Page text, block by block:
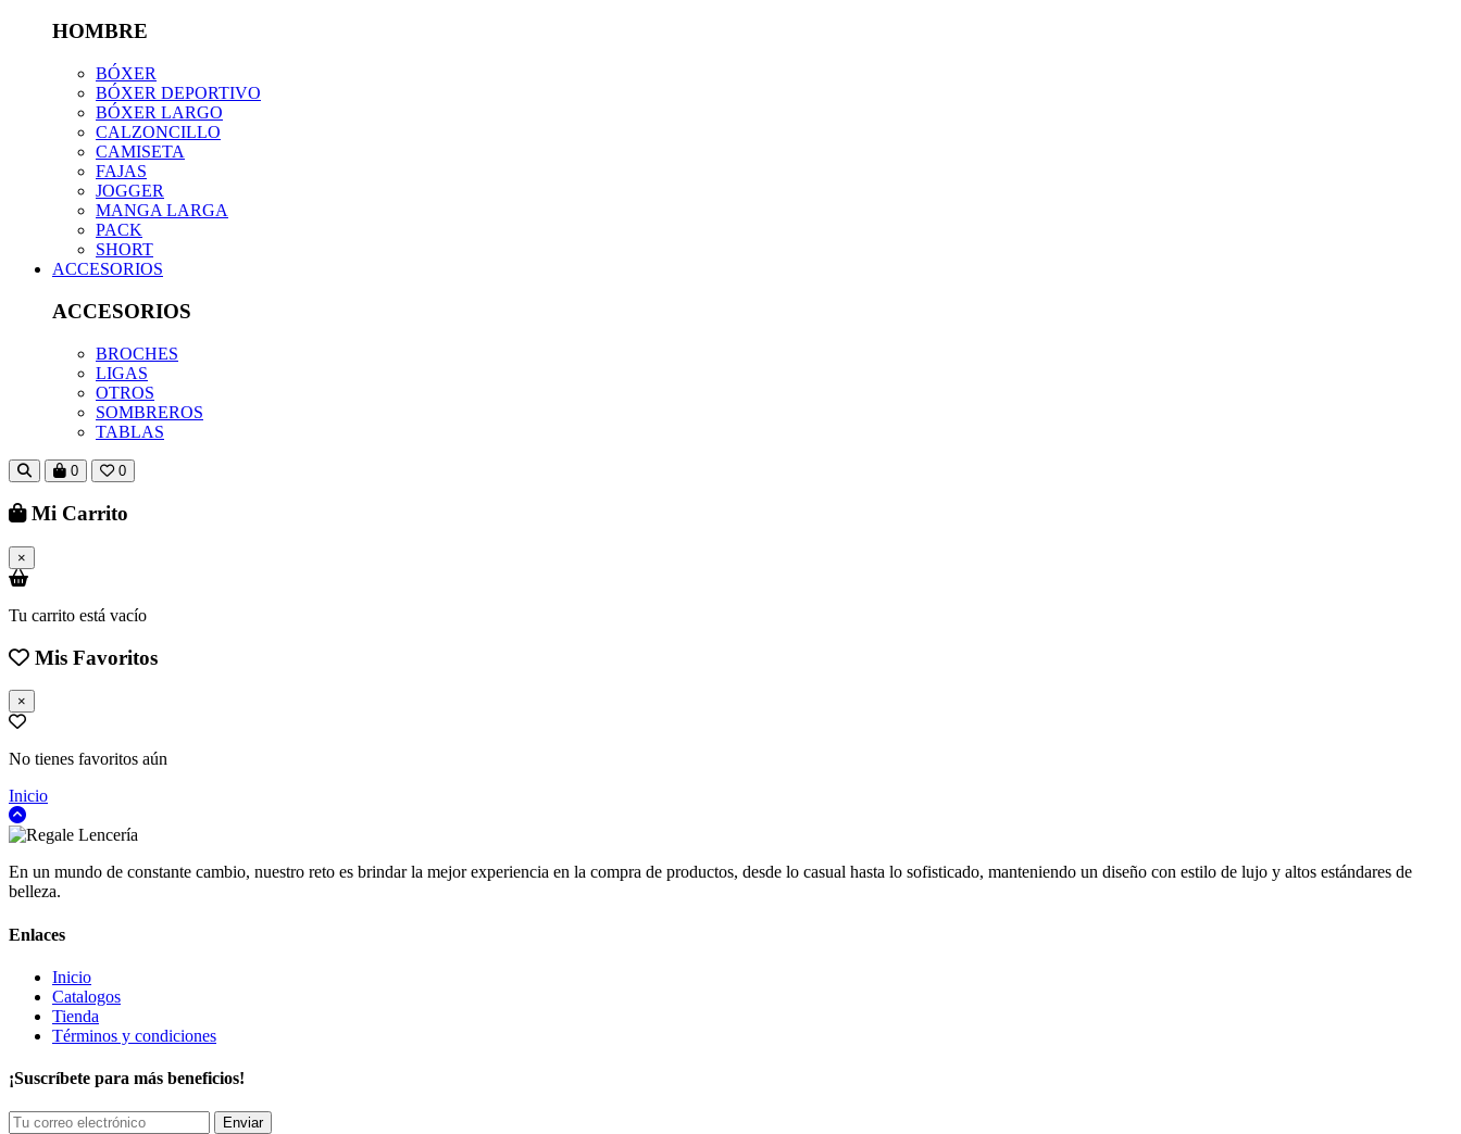
HOMBRE
BÓXER
BÓXER DEPORTIVO
BÓXER LARGO
CALZONCILLO
CAMISETA
FAJAS
JOGGER
MANGA LARGA
PACK
SHORT
ACCESORIOS
ACCESORIOS
BROCHES
LIGAS
OTROS
SOMBREROS
TABLAS
0 0
Mi Carrito
×
Tu carrito está vacío
Mis Favoritos
×
No tienes favoritos aún
Inicio
En un mundo de constante cambio, nuestro reto es brindar la mejor experiencia en la compra de productos, desde lo casual hasta lo sofisticado, manteniendo un diseño con estilo de lujo y altos estándares de
belleza.
Enlaces
Inicio
Catalogos
Tienda
Términos y condiciones
¡Suscríbete para más beneficios!
Enviar